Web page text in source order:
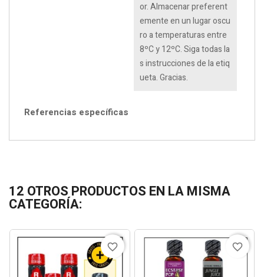
or. Almacenar preferent
emente en un lugar oscu
ro a temperaturas entre
8ºC y 12ºC. Siga todas la
s instrucciones de la etiq
ueta. Gracias.
Referencias específicas
12 OTROS PRODUCTOS EN LA MISMA
CATEGORÍA:
favorite_border favorite_border